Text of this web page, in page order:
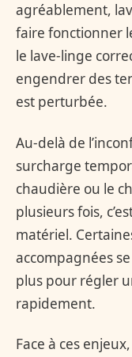
agréablement,
faire fonctionner
le lave-linge
engendrer des
est perturbée.
Au-delà de
surcharge
chaudière ou le
plusieurs fois,
matériel.
accompagnées
plus pour régler
rapidement.
Face à ces